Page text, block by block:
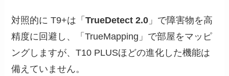
対照的に T9+は「TrueDetect 2.0 」で障害物を高
精度に回避し、「TrueMapping」で部屋をマッピ
ングしますが、T10 PLUSほどの進化した機能は
備えていません。